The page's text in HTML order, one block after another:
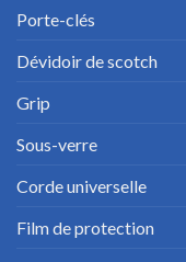
Porte-clés
Dévidoir de scotch
Grip
Sous-verre
Corde universelle
Film de protection